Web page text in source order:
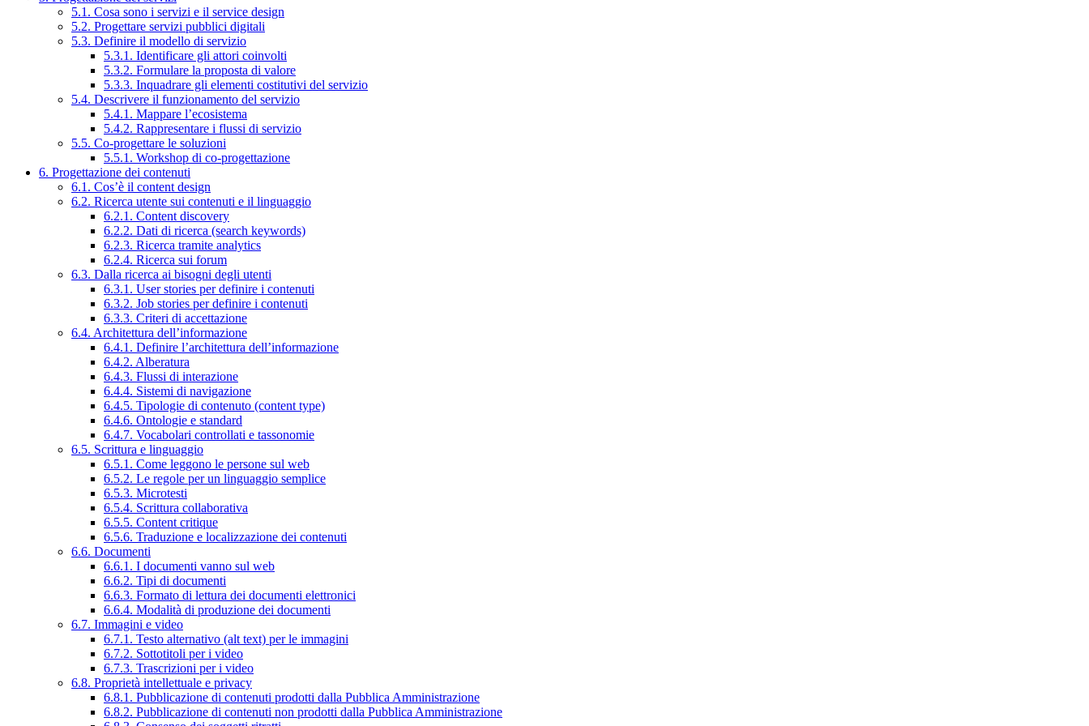
5.1. Cosa sono i servizi e il service design
5.2. Progettare servizi pubblici digitali
5.3. Definire il modello di servizio
5.3.1. Identificare gli attori coinvolti
5.3.2. Formulare la proposta di valore
5.3.3. Inquadrare gli elementi costitutivi del servizio
5.4. Descrivere il funzionamento del servizio
5.4.1. Mappare l’ecosistema
5.4.2. Rappresentare i flussi di servizio
5.5. Co-progettare le soluzioni
5.5.1. Workshop di co-progettazione
6. Progettazione dei contenuti
6.1. Cos’è il content design
6.2. Ricerca utente sui contenuti e il linguaggio
6.2.1. Content discovery
6.2.2. Dati di ricerca (search keywords)
6.2.3. Ricerca tramite analytics
6.2.4. Ricerca sui forum
6.3. Dalla ricerca ai bisogni degli utenti
6.3.1. User stories per definire i contenuti
6.3.2. Job stories per definire i contenuti
6.3.3. Criteri di accettazione
6.4. Architettura dell’informazione
6.4.1. Definire l’architettura dell’informazione
6.4.2. Alberatura
6.4.3. Flussi di interazione
6.4.4. Sistemi di navigazione
6.4.5. Tipologie di contenuto (content type)
6.4.6. Ontologie e standard
6.4.7. Vocabolari controllati e tassonomie
6.5. Scrittura e linguaggio
6.5.1. Come leggono le persone sul web
6.5.2. Le regole per un linguaggio semplice
6.5.3. Microtesti
6.5.4. Scrittura collaborativa
6.5.5. Content critique
6.5.6. Traduzione e localizzazione dei contenuti
6.6. Documenti
6.6.1. I documenti vanno sul web
6.6.2. Tipi di documenti
6.6.3. Formato di lettura dei documenti elettronici
6.6.4. Modalità di produzione dei documenti
6.7. Immagini e video
6.7.1. Testo alternativo (alt text) per le immagini
6.7.2. Sottotitoli per i video
6.7.3. Trascrizioni per i video
6.8. Proprietà intellettuale e privacy
6.8.1. Pubblicazione di contenuti prodotti dalla Pubblica Amministrazione
6.8.2. Pubblicazione di contenuti non prodotti dalla Pubblica Amministrazione